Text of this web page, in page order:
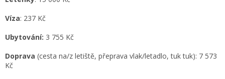
Víza: 237 Kč
Ubytování: 3 755 Kč
Doprava (cesta na/z letiště, přeprava vlak/letadlo, tuk tuk): 7 573
Kč